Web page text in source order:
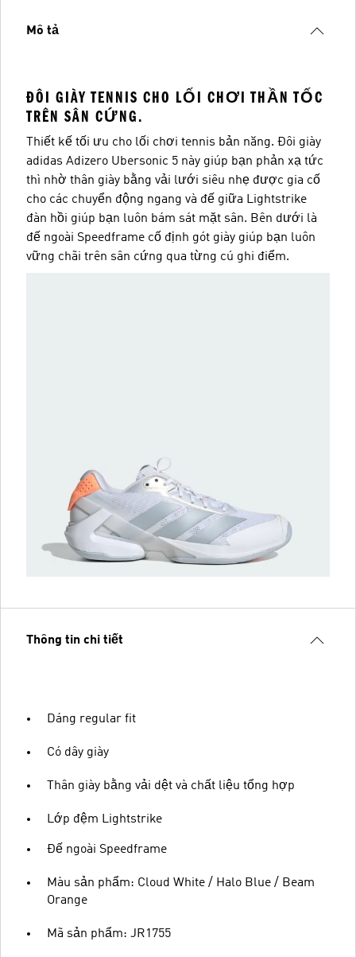
Mô tả
ĐÔI GIÀY TENNIS CHO LỐI CHƠI THẦN TỐC
TRÊN SÂN CỨNG.
Thiết kế tối ưu cho lối chơi tennis bản năng. Đôi giày
adidas Adizero Ubersonic 5 này giúp bạn phản xạ tức
thì nhờ thân giày bằng vải lưới siêu nhẹ được gia cố
cho các chuyển động ngang và đế giữa Lightstrike
đàn hồi giúp bạn luôn bám sát mặt sân. Bên dưới là
đế ngoài Speedframe cố định gót giày giúp bạn luôn
vững chãi trên sân cứng qua từng cú ghi điểm.
Thông tin chi tiết
Dáng regular fit
Có dây giày
Thân giày bằng vải dệt và chất liệu tổng hợp
Lớp đệm Lightstrike
Đế ngoài Speedframe
Màu sản phẩm: Cloud White / Halo Blue / Beam
Orange
Mã sản phẩm: JR1755